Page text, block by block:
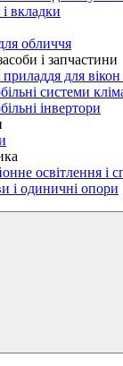
вкладки
обличчя
і запчастини
приладдя для вікон
системи
інвертори
освітлення і
і одиничні опори